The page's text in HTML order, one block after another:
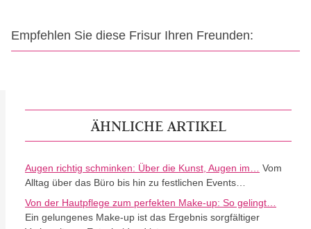
Empfehlen Sie diese Frisur Ihren Freunden:
ÄHNLICHE ARTIKEL
Augen richtig schminken: Über die Kunst, Augen im…
Vom
Alltag über das Büro bis hin zu festlichen Events…
Von der Hautpflege zum perfekten Make-up: So gelingt…
Ein gelungenes Make-up ist das Ergebnis sorgfältiger